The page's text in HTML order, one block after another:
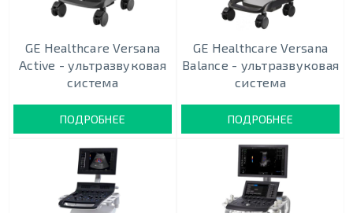
GE Healthcare Versana
Active - ультразвуковая
система
ПОДРОБНЕЕ
GE Healthcare Versana
Balance - ультразвуковая
система
ПОДРОБНЕЕ